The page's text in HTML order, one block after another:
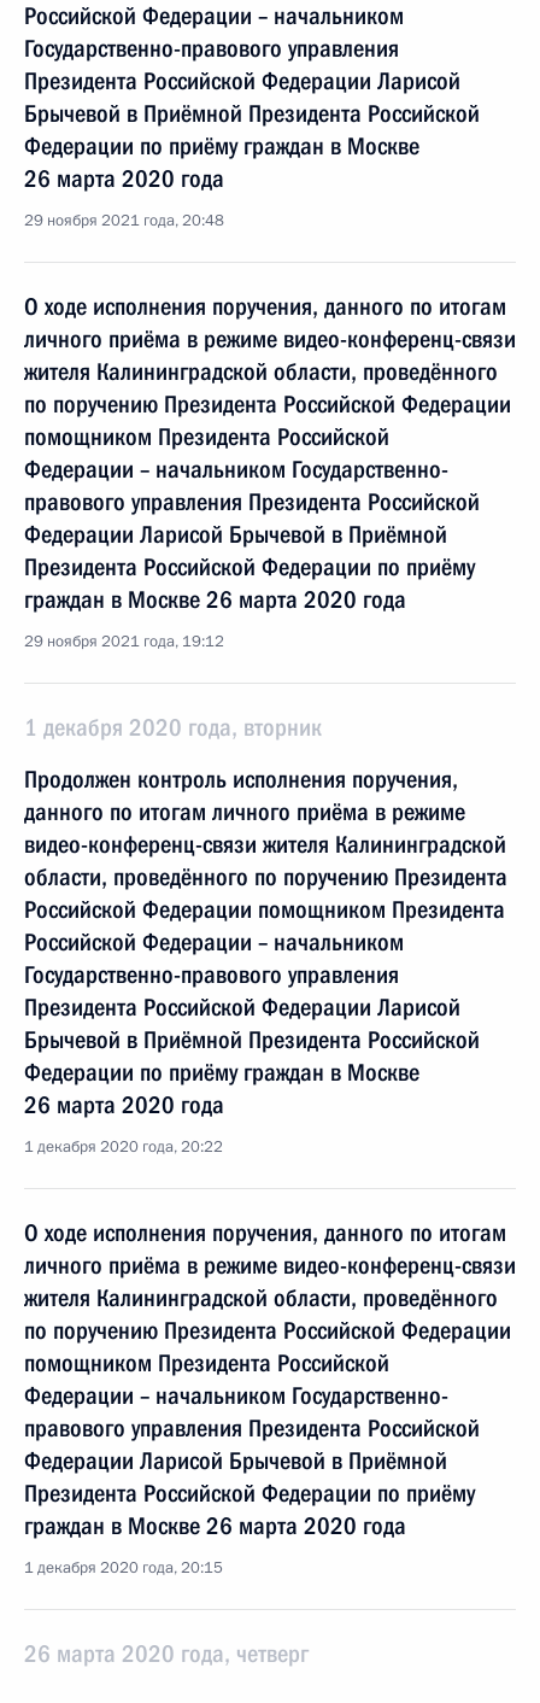
Российской Федерации – начальником
Государственно-правового управления
Президента Российской Федерации Ларисой
Брычевой в Приёмной Президента Российской
Федерации по приёму граждан в Москве
26 марта 2020 года
29 ноября 2021 года, 20:48
О ходе исполнения поручения, данного по итогам
личного приёма в режиме видео-конференц-связи
жителя Калининградской области, проведённого
по поручению Президента Российской Федерации
помощником Президента Российской
Федерации – начальником Государственно-
правового управления Президента Российской
Федерации Ларисой Брычевой в Приёмной
Президента Российской Федерации по приёму
граждан в Москве 26 марта 2020 года
29 ноября 2021 года, 19:12
1 декабря 2020 года, вторник
Продолжен контроль исполнения поручения,
данного по итогам личного приёма в режиме
видео-конференц-связи жителя Калининградской
области, проведённого по поручению Президента
Российской Федерации помощником Президента
Российской Федерации – начальником
Государственно-правового управления
Президента Российской Федерации Ларисой
Брычевой в Приёмной Президента Российской
Федерации по приёму граждан в Москве
26 марта 2020 года
1 декабря 2020 года, 20:22
О ходе исполнения поручения, данного по итогам
личного приёма в режиме видео-конференц-связи
жителя Калининградской области, проведённого
по поручению Президента Российской Федерации
помощником Президента Российской
Федерации – начальником Государственно-
правового управления Президента Российской
Федерации Ларисой Брычевой в Приёмной
Президента Российской Федерации по приёму
граждан в Москве 26 марта 2020 года
1 декабря 2020 года, 20:15
26 марта 2020 года, четверг